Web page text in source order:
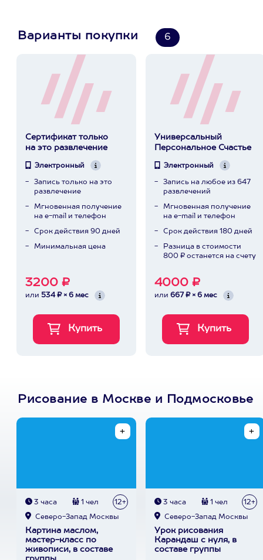
Варианты покупки 6
Сертификат только
на это развлечение
Электронный
Запись только на это
развлечение
Мгновенная получение
на e-mail и телефон
Срок действия 90 дней
Минимальная цена
3200 ₽
или 534 ₽ × 6 мес
Универсальный
Персональное Счастье
Электронный
Запись на любое из 647
развлечений
Мгновенная получение
на e-mail и телефон
Срок действия 180 дней
Разница в стоимости
800 ₽ останется на счету
4000 ₽
или 667 ₽ × 6 мес
Рисование в Москве и Подмосковье
3 часа 1 чел 12+
Северо-Запад Москвы
Картина маслом,
мастер-класс по
живописи, в составе
3 часа 1 чел 12+
Северо-Запад Москвы
Урок рисования
Карандаш с нуля, в
составе группы